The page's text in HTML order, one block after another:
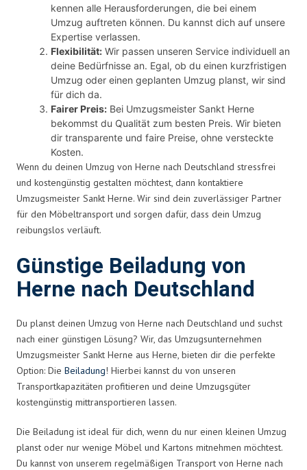
kennen alle Herausforderungen, die bei einem
Umzug auftreten können. Du kannst dich auf unsere
Expertise verlassen.
Flexibilität: Wir passen unseren Service individuell an
deine Bedürfnisse an. Egal, ob du einen kurzfristigen
Umzug oder einen geplanten Umzug planst, wir sind
für dich da.
Fairer Preis: Bei Umzugsmeister Sankt Herne
bekommst du Qualität zum besten Preis. Wir bieten
dir transparente und faire Preise, ohne versteckte
Kosten.
Wenn du deinen Umzug von Herne nach Deutschland stressfrei
und kostengünstig gestalten möchtest, dann kontaktiere
Umzugsmeister Sankt Herne. Wir sind dein zuverlässiger Partner
für den Möbeltransport und sorgen dafür, dass dein Umzug
reibungslos verläuft.
Günstige Beiladung von
Herne nach Deutschland
Du planst deinen Umzug von Herne nach Deutschland und suchst
nach einer günstigen Lösung? Wir, das Umzugsunternehmen
Umzugsmeister Sankt Herne aus Herne, bieten dir die perfekte
Option: Die Beiladung! Hierbei kannst du von unseren
Transportkapazitäten profitieren und deine Umzugsgüter
kostengünstig mittransportieren lassen.
Die Beiladung ist ideal für dich, wenn du nur einen kleinen Umzug
planst oder nur wenige Möbel und Kartons mitnehmen möchtest.
Du kannst von unserem regelmäßigen Transport von Herne nach